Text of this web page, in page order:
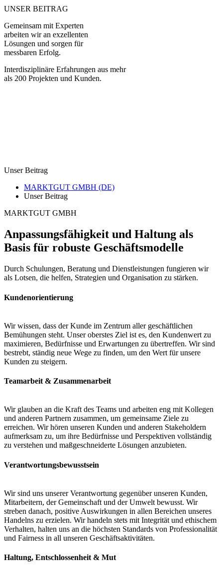
UNSER BEITRAG
Gemeinsam mit Experten
arbeiten wir an exzellenten
Lösungen und sorgen für
messbaren Erfolg.
Interdisziplinäre Erfahrungen aus mehr
als 200 Projekten und Kunden.
Unser Beitrag
MARKTGUT GMBH (DE)
Unser Beitrag
MARKTGUT GMBH
Anpassungsfähigkeit und Haltung als
Basis für robuste Geschäftsmodelle
Durch Schulungen, Beratung und Dienstleistungen fungieren wir
als Lotsen, die helfen, Strategien und Organisation zu stärken.
Kundenorientierung
Wir wissen, dass der Kunde im Zentrum aller geschäftlichen
Bemühungen steht. Unser oberstes Ziel ist es, den Kundenwert zu
maximieren, Bedürfnisse und Erwartungen zu übertreffen. Wir sind
bestrebt, ständig neue Wege zu finden, um den Wert für unsere
Kunden zu steigern.
Teamarbeit & Zusammenarbeit
Wir glauben an die Kraft des Teams und arbeiten eng mit Kollegen
und anderen Partnern zusammen, um gemeinsame Ziele zu
erreichen. Wir hören unseren Kunden und anderen Stakeholdern
aufmerksam zu, um ihre Bedürfnisse und Perspektiven vollständig
zu verstehen und maßgeschneiderte Lösungen anzubieten.
Verantwortungsbewusstsein
Wir sind uns unserer Verantwortung gegenüber unseren Kunden,
Mitarbeitern, der Gemeinschaft und der Umwelt bewusst. Wir
streben danach, positive Auswirkungen in allen Bereichen unseres
Handelns zu erzielen. Wir handeln stets mit Integrität und ethischem
Verhalten, halten uns an die höchsten Standards von Professionalität
und Fairness in all unseren Geschäftsaktivitäten.
Haltung, Entschlossenheit & Mut